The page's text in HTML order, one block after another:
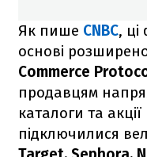
Як пише CNBC,
основі
Commerce
продавцям
каталоги та
підключилися